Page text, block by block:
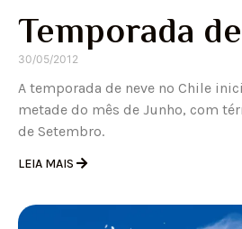
Temporada
30/05/2012
A temporada de neve no Chile
metade do mês de Junho, com
de Setembro.
LEIA MAIS